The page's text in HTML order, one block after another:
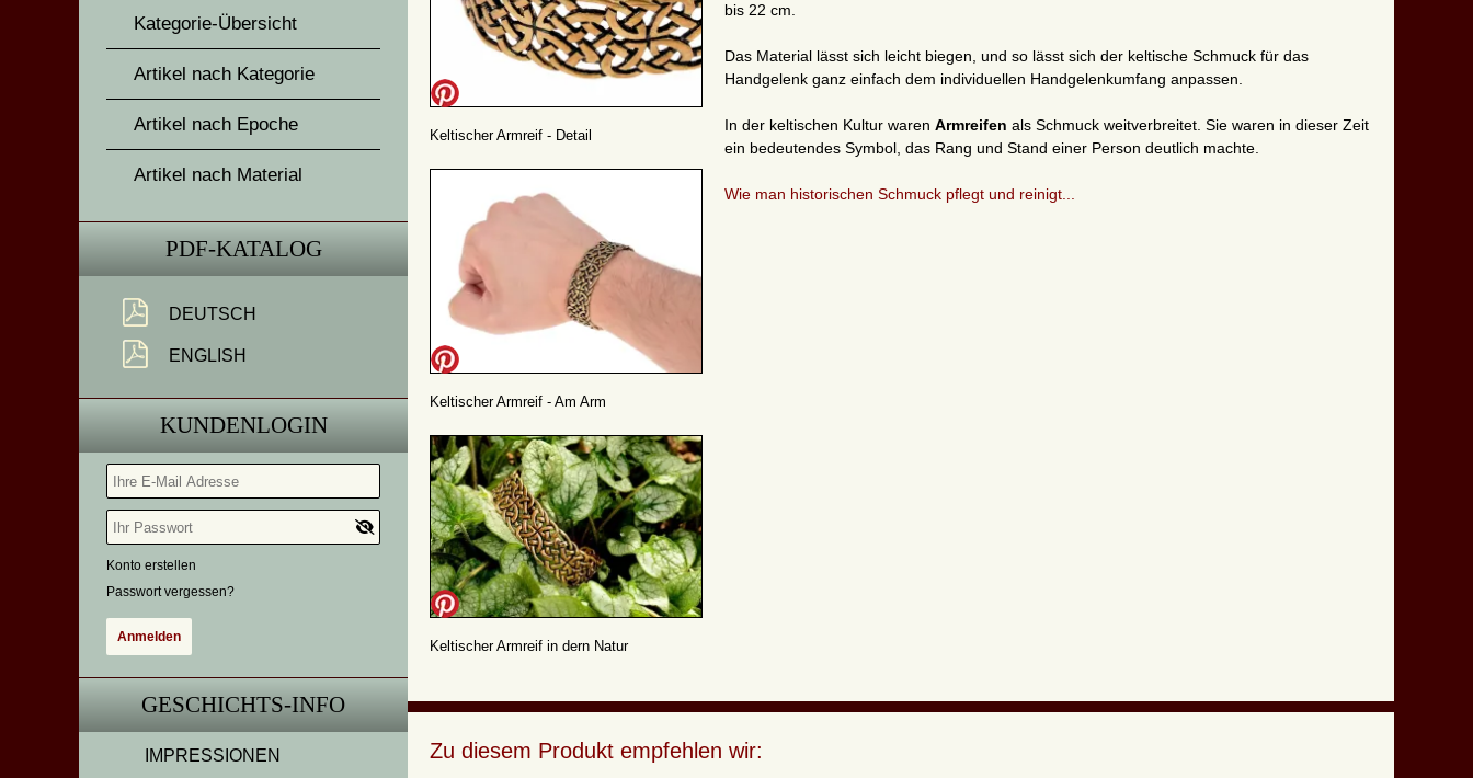
Kategorie-Übersicht
Artikel nach Kategorie
Artikel nach Epoche
Artikel nach Material
PDF-KATALOG
DEUTSCH
ENGLISH
KUNDENLOGIN
Konto erstellen
Passwort vergessen?
GESCHICHTS-INFO
IMPRESSIONEN
Keltischer Armreif - Detail
Keltischer Armreif - Am Arm
Keltischer Armreif in dern Natur
bis 22 cm.
Das Material lässt sich leicht biegen, und so lässt sich der keltische Schmuck für das
Handgelenk ganz einfach dem individuellen Handgelenkumfang anpassen.
In der keltischen Kultur waren Armreifen als Schmuck weitverbreitet. Sie waren in dieser Zeit
ein bedeutendes Symbol, das Rang und Stand einer Person deutlich machte.
Wie man historischen Schmuck pflegt und reinigt...
Zu diesem Produkt empfehlen wir: